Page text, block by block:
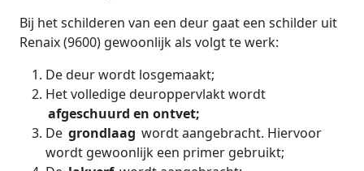
Bij het schilderen van een deur gaat een schilder uit
Renaix (9600) gewoonlijk als volgt te werk:
De deur wordt losgemaakt;
Het volledige deuroppervlakt wordt
afgeschuurd en ontvet;
De grondlaag wordt aangebracht. Hiervoor
wordt gewoonlijk een primer gebruikt;